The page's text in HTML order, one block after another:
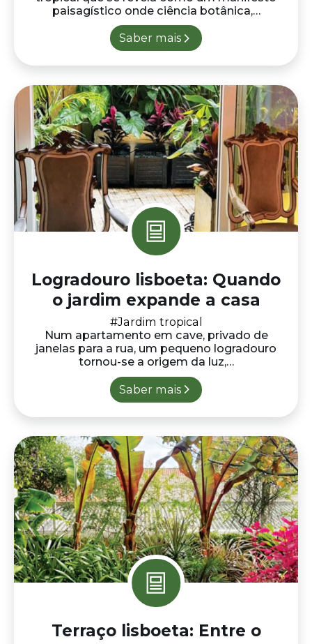
Logradouro lisboeta: Quando
o jardim expande a casa
#Jardim tropical
Num apartamento em cave, privado de
janelas para a rua, um pequeno logradouro
tornou-se a origem da luz,…
Saber mais
Terraço lisboeta: Entre o
balanço e a leveza
Neste espaço com exposição privilegiada a
sul, o paisagismo transforma-se num
exercício de equilíbrio entre técnica e
emoção….
Saber mais